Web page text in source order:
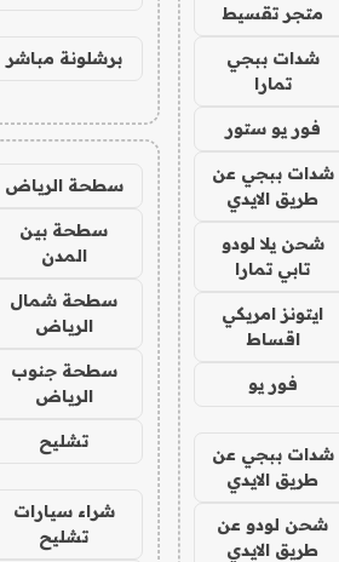
متجر تقسيط
شدات ببجي
تمارا
فور يو ستور
شدات ببجي عن
طريق الايدي
شحن يلا لودو
تابي تمارا
ايتونز امريكي
اقساط
فور يو
شدات ببجي عن
طريق الايدي
شحن لودو عن
طريق الايدي
برشلونة مباشر
سطحة الرياض
سطحة بين
المدن
سطحة شمال
الرياض
سطحة جنوب
الرياض
تشليح
شراء سيارات
تشليح